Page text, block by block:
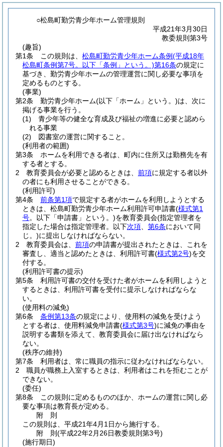
○松島町勤労青少年ホーム管理規則
平成21年3月30日
教委規則第3号
(趣旨)
第1条
この規則は、 松島町勤労青少年ホーム条例(平成18年
松島町条例第7号。以下「条例」という。)第16条の規定に
基づき、勤労青少年ホームの管理運営に関し必要な事項を
定めるものとする。
(事業)
第2条
勤労青少年ホーム(以下「ホーム」という。)は、次に
掲げる事業を行う。
(1)
青少年等の健全な育成及び福祉の増進に必要と認めら
れる事業
(2)
図書室の運営に関すること。
(利用者の範囲)
第3条
ホームを利用できる者は、町内に住所又は勤務先を有
する者とする。
2
教育委員会が必要と認めるときは、 前項に規定する者以外
の者にも利用させることができる。
(利用許可)
第4条
前条第1項で規定する者がホームを利用しようとする
ときは、松島町勤労青少年ホーム利用許可申請書(様式第1
号。以下「申請書」という。)を教育委員会(指定管理者を
指定した場合は指定管理者。以下次項 第6条において同
じ。)に提出しなければならない。
2
教育委員会は、 前項の申請書が提出されたときは、これを
審査し、適当と認めたときは、利用許可書(様式第2号)を交
付する。
(利用許可書の提示)
第5条
利用許可書の交付を受けた者がホームを利用しようと
するときは、利用許可書を受付に提示しなければならな
い。
(使用料の減免)
第6条
条例第13条の規定により、使用料の減免を受けよう
とする者は、使用料減免申請書(様式第3号)に減免の事由を
説明する書類を添えて、教育委員会に届け出なければなら
ない。
(秩序の維持)
第7条
利用者は、常に職員の指示に従わなければならない。
2
職員が職務上入室するときは、利用者はこれを拒むことが
できない。
(委任)
第8条
この規則に定めるもののほか、ホームの運営に関し必
要な事項は教育長が定める。
附 則
この規則は、平成21年4月1日から施行する。
附 則(平成22年2月26日教委規則第3号)
(施行期日)